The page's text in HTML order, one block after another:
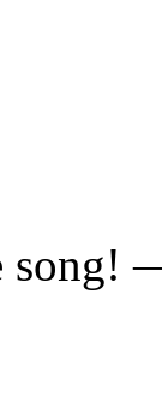
song!